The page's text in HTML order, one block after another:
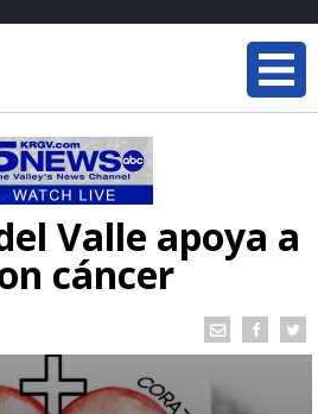
Valle apoya a
cáncer